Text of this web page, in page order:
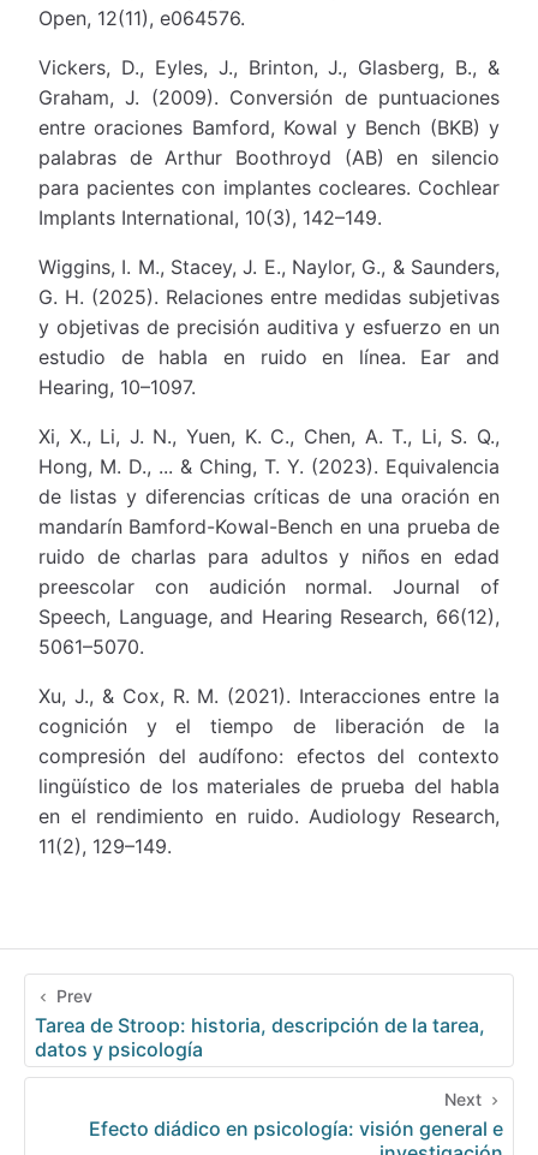
Open, 12(11), e064576.
Vickers, D., Eyles, J., Brinton, J., Glasberg, B., &
Graham, J. (2009). Conversión de puntuaciones
entre oraciones Bamford, Kowal y Bench (BKB) y
palabras de Arthur Boothroyd (AB) en silencio
para pacientes con implantes cocleares. Cochlear
Implants International, 10(3), 142–149.
Wiggins, I. M., Stacey, J. E., Naylor, G., & Saunders,
G. H. (2025). Relaciones entre medidas subjetivas
y objetivas de precisión auditiva y esfuerzo en un
estudio de habla en ruido en línea. Ear and
Hearing, 10–1097.
Xi, X., Li, J. N., Yuen, K. C., Chen, A. T., Li, S. Q.,
Hong, M. D., ... & Ching, T. Y. (2023). Equivalencia
de listas y diferencias críticas de una oración en
mandarín Bamford-Kowal-Bench en una prueba de
ruido de charlas para adultos y niños en edad
preescolar con audición normal. Journal of
Speech, Language, and Hearing Research, 66(12),
5061–5070.
Xu, J., & Cox, R. M. (2021). Interacciones entre la
cognición y el tiempo de liberación de la
compresión del audífono: efectos del contexto
lingüístico de los materiales de prueba del habla
en el rendimiento en ruido. Audiology Research,
11(2), 129–149.
Prev
Tarea de Stroop: historia, descripción de la tarea,
datos y psicología
Next
Efecto diádico en psicología: visión general e